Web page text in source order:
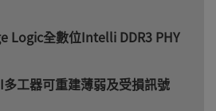
Logic全數位Intelli DDR3 PHY
工器可重建薄弱及受損訊號